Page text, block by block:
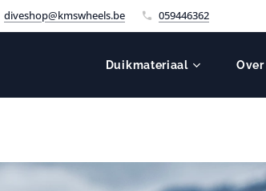
diveshop@kmswheels.be 059446362
Duikmateriaal Over